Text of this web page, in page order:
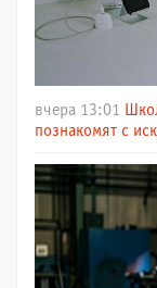
вчера 13:01
познакомят с